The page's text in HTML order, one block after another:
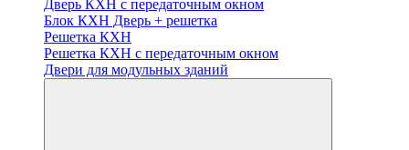
Дверь КХН с передаточным окном
Блок КХН Дверь + решетка
Решетка КХН
Решетка КХН с передаточным окном
Двери для модульных зданий